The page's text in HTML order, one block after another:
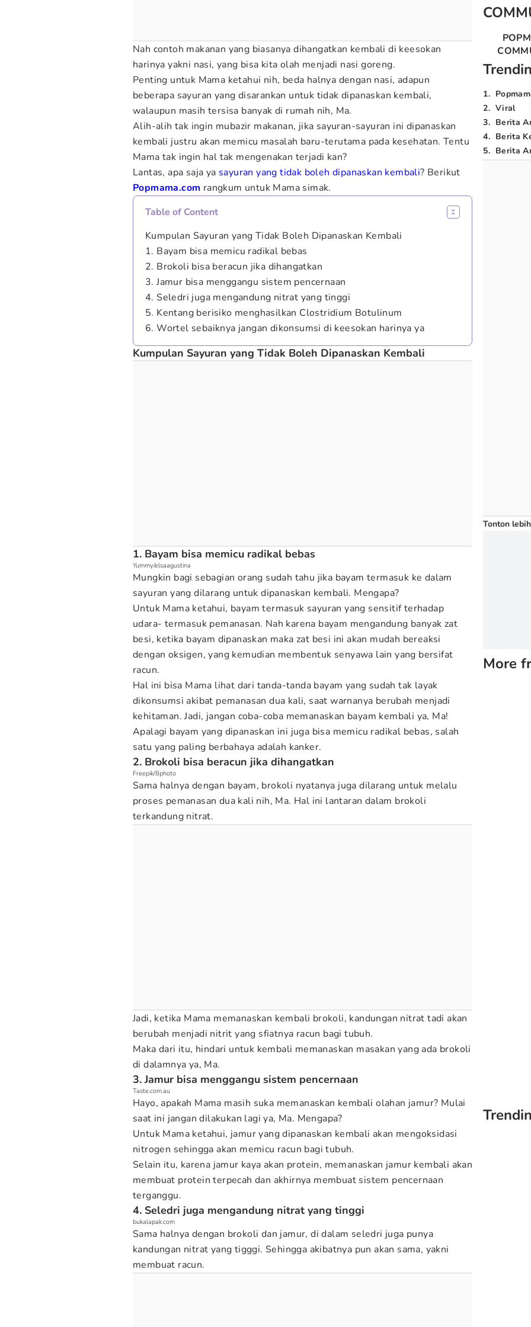
Nah contoh makanan yang biasanya dihangatkan kembali di keesokan
harinya yakni nasi, yang bisa kita olah menjadi nasi goreng.
Penting untuk Mama ketahui nih, beda halnya dengan nasi, adapun
beberapa sayuran yang disarankan untuk tidak dipanaskan kembali,
walaupun masih tersisa banyak di rumah nih, Ma.
Alih-alih tak ingin mubazir makanan, jika sayuran-sayuran ini dipanaskan
kembali justru akan memicu masalah baru-terutama pada kesehatan. Tentu
Mama tak ingin hal tak mengenakan terjadi kan?
Lantas, apa saja ya sayuran yang tidak boleh dipanaskan kembali? Berikut
Popmama.com rangkum untuk Mama simak.
Table of Content
Kumpulan Sayuran yang Tidak Boleh Dipanaskan Kembali
1. Bayam bisa memicu radikal bebas
2. Brokoli bisa beracun jika dihangatkan
3. Jamur bisa menggangu sistem pencernaan
4. Seledri juga mengandung nitrat yang tinggi
5. Kentang berisiko menghasilkan Clostridium Botulinum
6. Wortel sebaiknya jangan dikonsumsi di keesokan harinya ya
Kumpulan Sayuran yang Tidak Boleh Dipanaskan Kembali
1. Bayam bisa memicu radikal bebas
Yummy/elsaagustina
Mungkin bagi sebagian orang sudah tahu jika bayam termasuk ke dalam
sayuran yang dilarang untuk dipanaskan kembali. Mengapa?
Untuk Mama ketahui, bayam termasuk sayuran yang sensitif terhadap
udara- termasuk pemanasan. Nah karena bayam mengandung banyak zat
besi, ketika bayam dipanaskan maka zat besi ini akan mudah bereaksi
dengan oksigen, yang kemudian membentuk senyawa lain yang bersifat
racun.
Hal ini bisa Mama lihat dari tanda-tanda bayam yang sudah tak layak
dikonsumsi akibat pemanasan dua kali, saat warnanya berubah menjadi
kehitaman. Jadi, jangan coba-coba memanaskan bayam kembali ya, Ma!
Apalagi bayam yang dipanaskan ini juga bisa memicu radikal bebas, salah
satu yang paling berbahaya adalah kanker.
2. Brokoli bisa beracun jika dihangatkan
Freepik/8photo
Sama halnya dengan bayam, brokoli nyatanya juga dilarang untuk melalu
proses pemanasan dua kali nih, Ma. Hal ini lantaran dalam brokoli
terkandung nitrat.
Jadi, ketika Mama memanaskan kembali brokoli, kandungan nitrat tadi akan
berubah menjadi nitrit yang sfiatnya racun bagi tubuh.
Maka dari itu, hindari untuk kembali memanaskan masakan yang ada brokoli
di dalamnya ya, Ma.
3. Jamur bisa menggangu sistem pencernaan
Taste.com.au
Hayo, apakah Mama masih suka memanaskan kembali olahan jamur? Mulai
saat ini jangan dilakukan lagi ya, Ma. Mengapa?
Untuk Mama ketahui, jamur yang dipanaskan kembali akan mengoksidasi
nitrogen sehingga akan memicu racun bagi tubuh.
Selain itu, karena jamur kaya akan protein, memanaskan jamur kembali akan
membuat protein terpecah dan akhirnya membuat sistem pencernaan
terganggu.
4. Seledri juga mengandung nitrat yang tinggi
bukalapak.com
Sama halnya dengan brokoli dan jamur, di dalam seledri juga punya
kandungan nitrat yang tigggi. Sehingga akibatnya pun akan sama, yakni
membuat racun.
1.
2. Viral
3. Berita
4. Berita
5. Berita
Tonton
More